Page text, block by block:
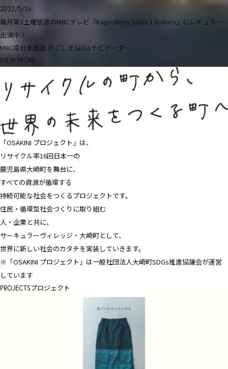
2022/5/26
毎月第3土曜放送のMBCテレビ『Kagoshima SDGs 17colors』にレギュラー
出演中！
MBC南日本放送 かごしまSDGsナビゲーター
VIEW MORE
「OSAKINI プロジェクト」は、
リサイクル率16回⽇本⼀の
鹿児島県大崎町を舞台に、
すべての資源が循環する
持続可能な社会をつくるプロジェクトです。
住民・循環型社会づくりに取り組む
人・企業と共に、
サーキュラーヴィレッジ・大崎町として、
世界に新しい社会のカタチを実装していきます。
※「OSAKINI プロジェクト」は一般社団法人大崎町SDGs推進協議会が運営
しています
PROJECTSプロジェクト